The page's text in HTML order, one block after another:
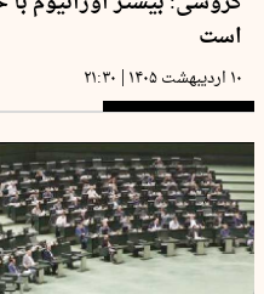
است
۱۰ اردیبهشت ۱۴۰۵ | ۲۱:۳۰